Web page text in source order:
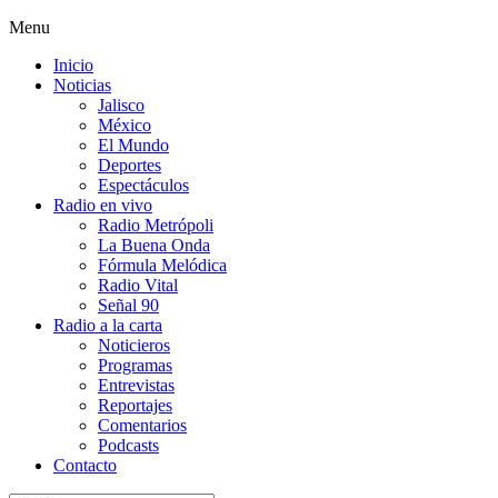
Menu
Inicio
Noticias
Jalisco
México
El Mundo
Deportes
Espectáculos
Radio en vivo
Radio Metrópoli
La Buena Onda
Fórmula Melódica
Radio Vital
Señal 90
Radio a la carta
Noticieros
Programas
Entrevistas
Reportajes
Comentarios
Podcasts
Contacto